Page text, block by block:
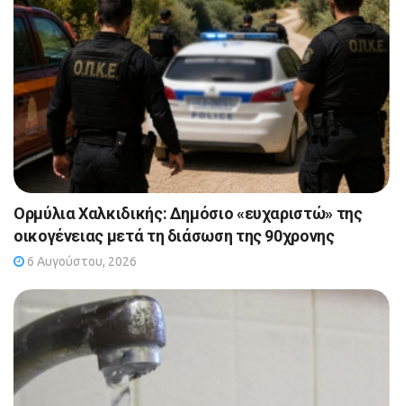
Ορμύλια Χαλκιδικής: Δημόσιο «ευχαριστώ» της
οικογένειας μετά τη διάσωση της 90χρονης
6 Αυγούστου, 2026